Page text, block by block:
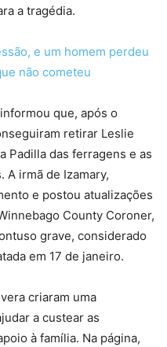
a tragédia.
e um homem perdeu
não cometeu
que, após o
retirar Leslie
Padilla das ferragens e as
A irmã de Izamary,
e postou atualizações
County Coroner,
grave, considerado
em 17 de janeiro.
criaram uma
a custear as
à família. Na página,